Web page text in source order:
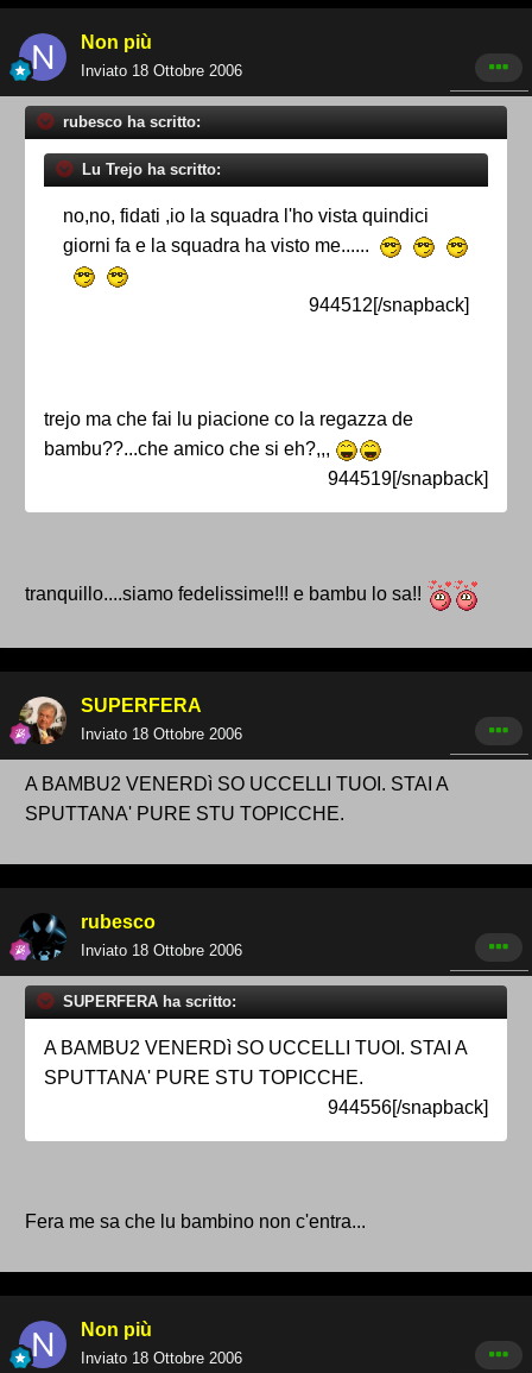
Non più
Inviato 18 Ottobre 2006
rubesco ha scritto:
Lu Trejo ha scritto:
no,no, fidati ,io la squadra l'ho vista quindici
giorni fa e la squadra ha visto me......
944512[/snapback]
trejo ma che fai lu piacione co la regazza de
bambu??...che amico che si eh?,,,
944519[/snapback]
tranquillo....siamo fedelissime!!! e bambu lo sa!!
SUPERFERA
Inviato 18 Ottobre 2006
A BAMBU2 VENERDì SO UCCELLI TUOI. STAI A
SPUTTANA' PURE STU TOPICCHE.
rubesco
Inviato 18 Ottobre 2006
SUPERFERA ha scritto:
A BAMBU2 VENERDì SO UCCELLI TUOI. STAI A
SPUTTANA' PURE STU TOPICCHE.
944556[/snapback]
Fera me sa che lu bambino non c'entra...
Non più
Inviato 18 Ottobre 2006